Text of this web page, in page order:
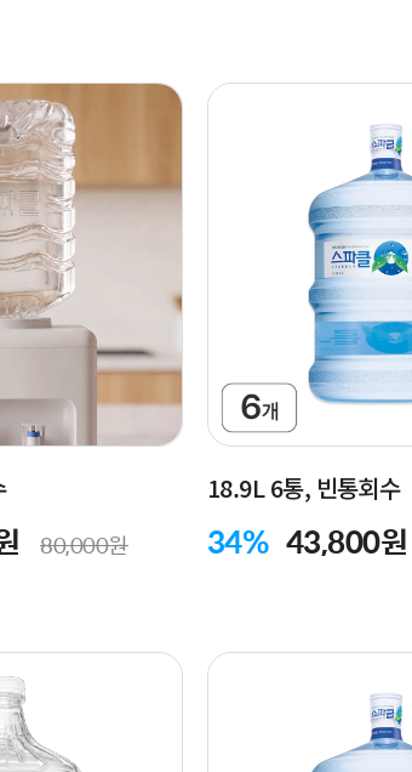
80,000원
18.9L 6통, 빈통회수
34% 43,800원